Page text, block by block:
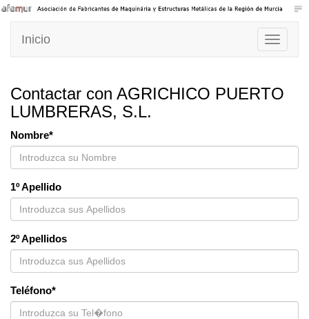
Toggle
Inicio
Contactar con AGRICHICO PUERTO
LUMBRERAS, S.L.
Nombre*
1º Apellido
2º Apellidos
Teléfono*